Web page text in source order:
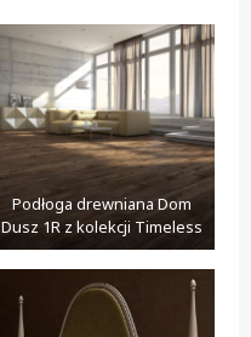
Podłoga drewniana Dom
Dusz 1R z kolekcji Timeless